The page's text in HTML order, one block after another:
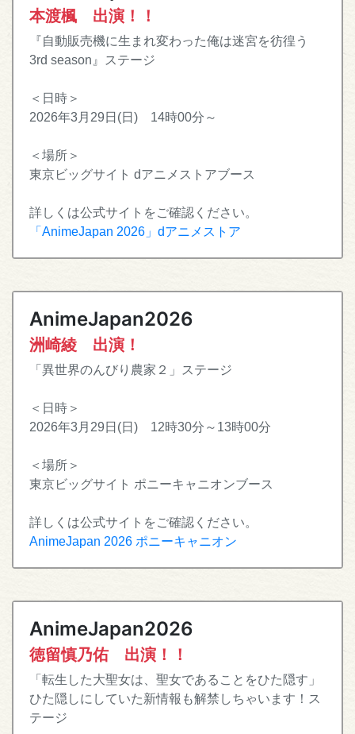
本渡楓 出演！！
『自動販売機に生まれ変わった俺は迷宮を彷徨う
3rd season』ステージ
＜日時＞
2026年3月29日(日) 14時00分～
＜場所＞
東京ビッグサイト dアニメストアブース
詳しくは公式サイトをご確認ください。
「AnimeJapan 2026」dアニメストア
AnimeJapan2026
洲崎綾 出演！
「異世界のんびり農家２」ステージ
＜日時＞
2026年3月29日(日) 12時30分～13時00分
＜場所＞
東京ビッグサイト ポニーキャニオンブース
詳しくは公式サイトをご確認ください。
AnimeJapan 2026 ポニーキャニオン
AnimeJapan2026
徳留慎乃佑 出演！！
「転生した大聖女は、聖女であることをひた隠す」
ひた隠しにしていた新情報も解禁しちゃいます！ス
テージ